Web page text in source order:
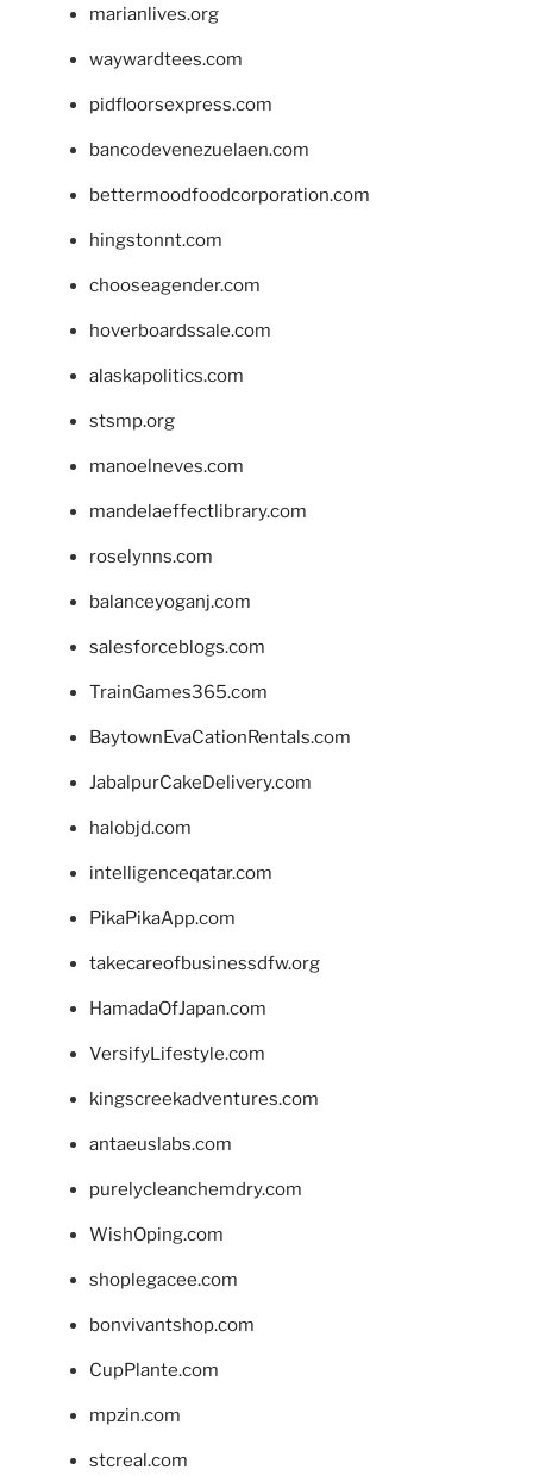
marianlives.org
waywardtees.com
pidfloorsexpress.com
bancodevenezuelaen.com
bettermoodfoodcorporation.com
hingstonnt.com
chooseagender.com
hoverboardssale.com
alaskapolitics.com
stsmp.org
manoelneves.com
mandelaeffectlibrary.com
roselynns.com
balanceyoganj.com
salesforceblogs.com
TrainGames365.com
BaytownEvaCationRentals.com
JabalpurCakeDelivery.com
halobjd.com
intelligenceqatar.com
PikaPikaApp.com
takecareofbusinessdfw.org
HamadaOfJapan.com
VersifyLifestyle.com
kingscreekadventures.com
antaeuslabs.com
purelycleanchemdry.com
WishOping.com
shoplegacee.com
bonvivantshop.com
CupPlante.com
mpzin.com
stcreal.com